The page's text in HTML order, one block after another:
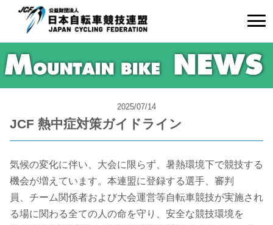
2025/07/14
JCF 熱中症対策ガイドライン
気候の変化に伴い、大会に限らず、暑熱環境下で競技する
機会が増えています。本連盟に登録する選手、審判
員、チーム関係者および大会運営等自転車競技が実施され
る場に関わる全ての人の命を守り、安全な競技環境を